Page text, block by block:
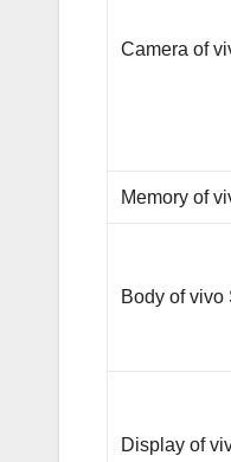
Camera of
Memory of
Body of vivo
Display of